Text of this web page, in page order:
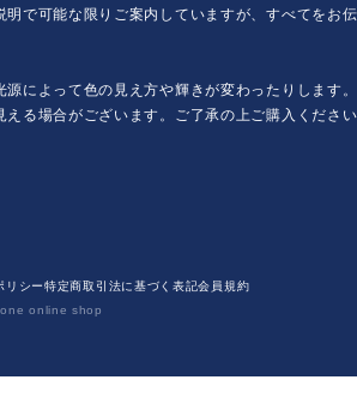
明で可能な限りご案内していますが、すべてをお
によって色の見え方や輝きが変わったりします
える場合がございます。ご了承の上ご購入くださ
リシー特定商取引法に基づく表記会員規約
online shop